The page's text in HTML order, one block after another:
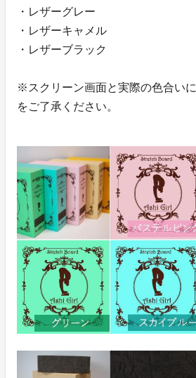
・レザーグレー
・レザーキャメル
・レザーブラック
※スクリーン画面と実際の色合い
をご了承ください。